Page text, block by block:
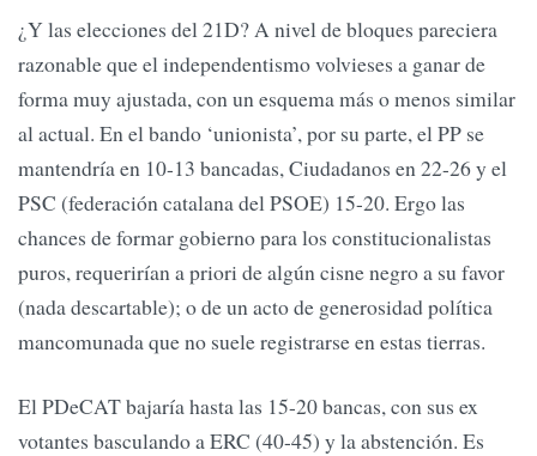
¿Y las elecciones del 21D? A nivel de bloques pareciera
razonable que el independentismo volvieses a ganar de
forma muy ajustada, con un esquema más o menos similar
al actual. En el bando ‘unionista’, por su parte, el PP se
mantendría en 10-13 bancadas, Ciudadanos en 22-26 y el
PSC (federación catalana del PSOE) 15-20. Ergo las
chances de formar gobierno para los constitucionalistas
puros, requerirían a priori de algún cisne negro a su favor
(nada descartable); o de un acto de generosidad política
mancomunada que no suele registrarse en estas tierras.
El PDeCAT bajaría hasta las 15-20 bancas, con sus ex
votantes basculando a ERC (40-45) y la abstención. Es